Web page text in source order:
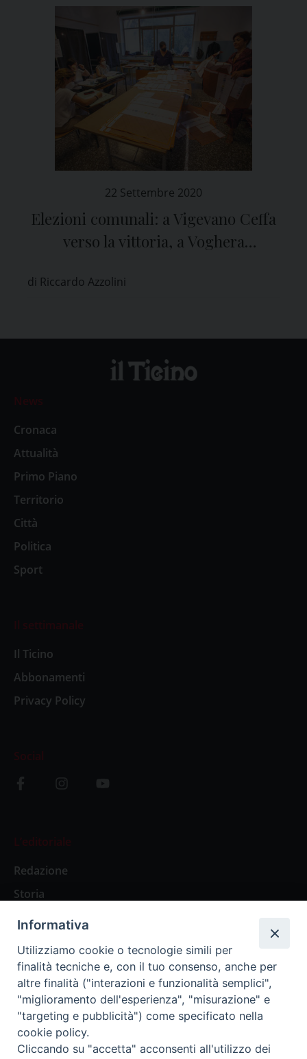
22 Settembre 2020
Elezioni comunali: a Vigevano Ceffa
verso la vittoria, a Voghera
di Riccardo Azzolini
News
Cronaca
Attualità
Primo Piano
Territorio
Città
Politica
Sport
Il settimanale
Il Ticino
Abbonamenti
Privacy Policy
Social
L’editoriale
Redazione
Storia
Abbonamenti
Abbonamento Annuale Digitale
Abbonamento Annuale Cartaceo
Abbonamento Singola Copia Digitale
Informativa
Utilizziamo cookie o tecnologie simili per
finalità tecniche e, con il tuo consenso, anche per
altre finalità ("interazioni e funzionalità semplici",
"miglioramento dell'esperienza", "misurazione" e
"targeting e pubblicità") come specificato nella
cookie policy.
Cliccando su "accetta" acconsenti all'utilizzo dei